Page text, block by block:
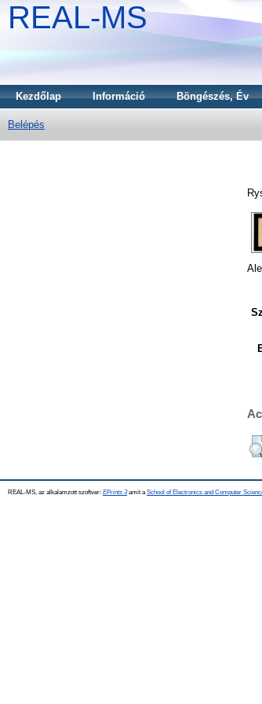
REAL-MS
Kezdőlap Információ Böngészés, Év
Belépés
REAL-MS, az alkalamzott szoftver: EPrints 3amit a School of Electronics and Computer